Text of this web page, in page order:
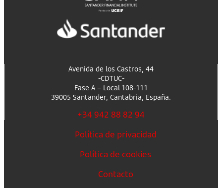
Avenida de los Castros, 44
-CDTUC-
Fase A – Local 108-111
39005 Santander, Cantabria, España.
+34 942 88 82 94
Política de privacidad
Política de cookies
Contacto